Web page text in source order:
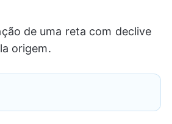
de uma reta com declive
origem.